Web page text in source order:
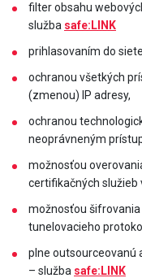
filter obsahu
služba safe:LINK
prihlasovaním do
ochranou všetkých
(zmenou) IP adresy,
ochranou
neoprávneným
možnosťou
certifikačných služieb
možnosťou
tunelovacieho
plne outsourceovanú
– služba safe:LINK